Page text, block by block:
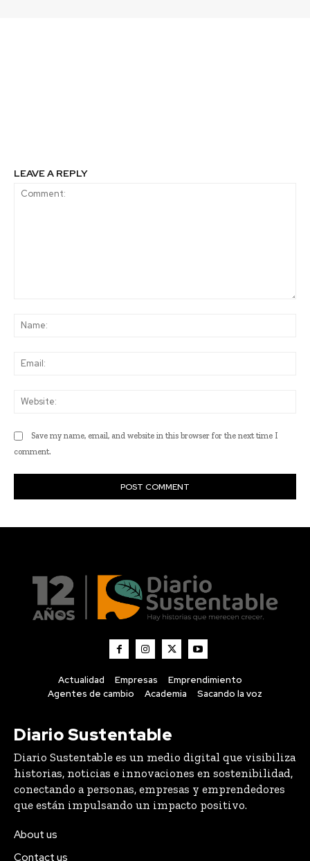
Actualidad Empresas
Emprendimiento
Agentes de cambio
Academia Sacando la voz
Diario Sustentable
Diario Sustentable es un medio digital que visibiliza
historias, noticias e innovaciones en sostenibilidad,
conectando a personas, empresas y emprendedores
que están impulsando un impacto positivo.
About us
Contact us